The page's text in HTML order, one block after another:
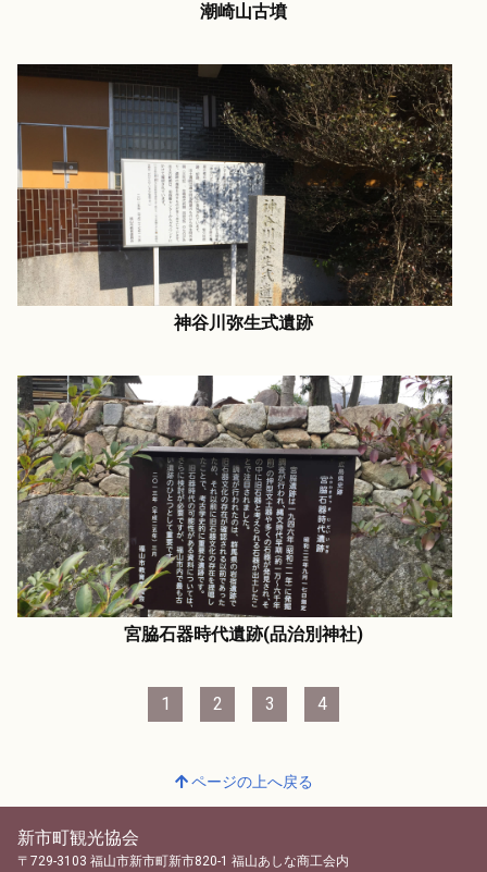
潮崎山古墳
神谷川弥生式遺跡
宮脇石器時代遺跡(品治別神社)
1 2 3 4
ページの上へ戻る
新市町観光協会
〒729-3103 福山市新市町新市820-1 福山あしな商工会内